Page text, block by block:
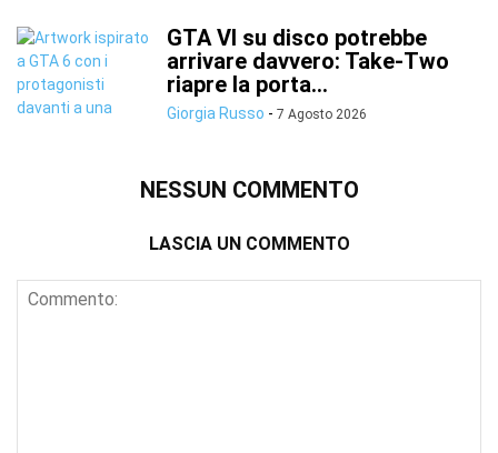
GTA VI su disco potrebbe
arrivare davvero: Take-Two
riapre la porta...
Giorgia Russo - 7 Agosto 2026
NESSUN COMMENTO
LASCIA UN COMMENTO